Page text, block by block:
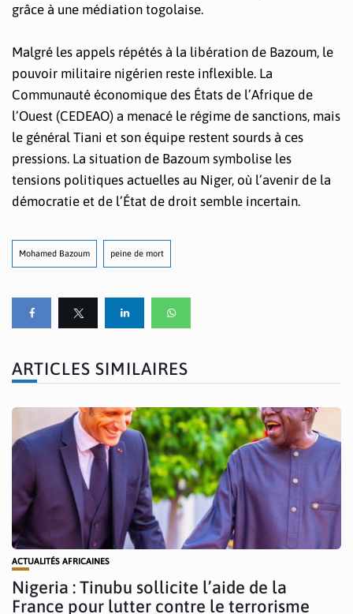
grâce à une médiation togolaise.
Malgré les appels répétés à la libération de Bazoum, le
pouvoir militaire nigérien reste inflexible. La
Communauté économique des États de l’Afrique de
l’Ouest (CEDEAO) a menacé le régime de sanctions, mais
le général Tiani et son équipe restent sourds à ces
pressions. La situation de Bazoum symbolise les
tensions politiques actuelles au Niger, où l’avenir de la
démocratie et de l’État de droit semble incertain.
Mohamed Bazoum peine de mort
ARTICLES SIMILAIRES
ACTUALITÉS AFRICAINES
Nigeria : Tinubu sollicite l’aide de la
France pour lutter contre le terrorisme